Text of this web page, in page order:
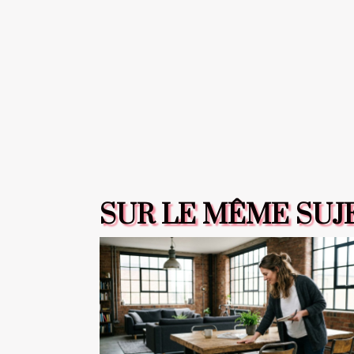
SUR LE MÊME